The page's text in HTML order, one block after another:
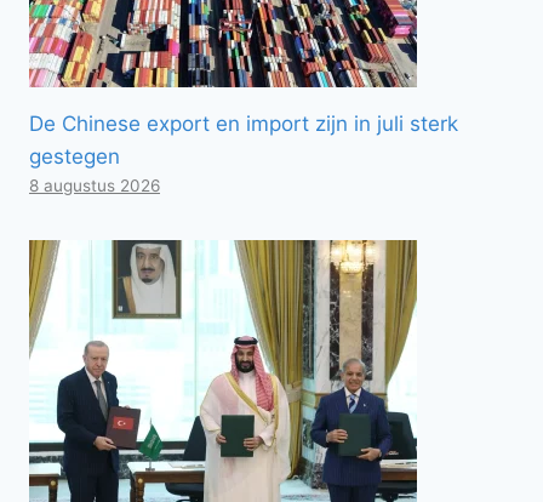
De Chinese export en import zijn in juli sterk
gestegen
8 augustus 2026